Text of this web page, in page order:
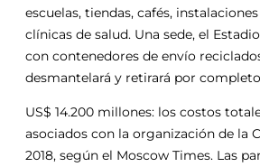
escuelas, tiendas, cafés,
clínicas de salud. Una sede, el
con contenedores de envío
desmantelará y retirará por
US$ 14.200 millones: los costos
asociados con la organización de la
2018, según el Moscow Times. Las